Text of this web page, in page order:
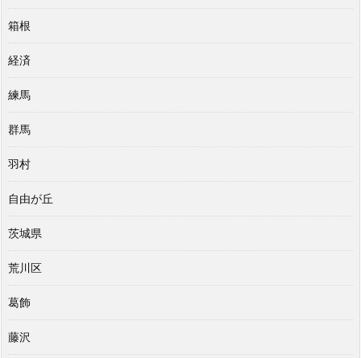
箱根
経済
練馬
群馬
羽村
自由が丘
茨城県
荒川区
葛飾
藤沢